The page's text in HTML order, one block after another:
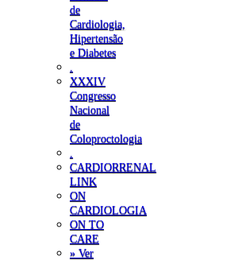
de
Cardiologia,
Hipertensão
e Diabetes
XXXIV
Congresso
Nacional
de
Coloproctologia
CARDIORRENAL
LINK
ON
CARDIOLOGIA
ON TO
CARE
» Ver